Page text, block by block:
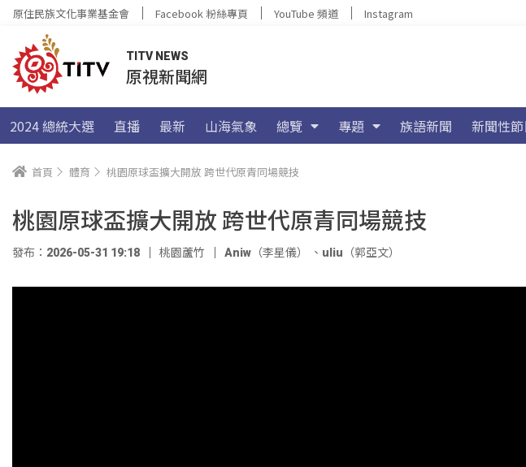
原住民族文化事業基金會 Facebook 粉絲專頁 YouTube 頻道 Instagram
TITV NEWS
原視新聞網
2024 總統大選 直播 最新 山海氣象 總覽 專題 族語新聞 新聞性節
首頁 體育 桃園原球盃擴大開放 跨世代原青同場競技
桃園原球盃擴大開放 跨世代原青同場競技
發布：2026-05-31 19:18 桃園蘆竹 Aniw（李星儀） 、 uliu（郭亞文）